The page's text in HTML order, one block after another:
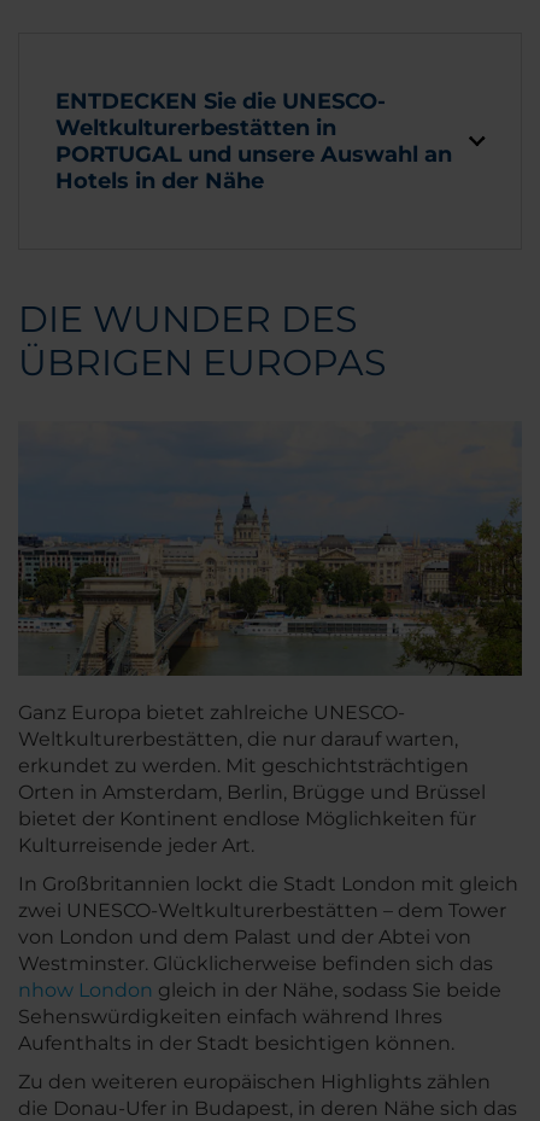
ENTDECKEN Sie die UNESCO-
Weltkulturerbestätten in
PORTUGAL und unsere Auswahl an
Hotels in der Nähe
DIE WUNDER DES
ÜBRIGEN EUROPAS
Ganz Europa bietet zahlreiche UNESCO-
Weltkulturerbestätten, die nur darauf warten,
erkundet zu werden. Mit geschichtsträchtigen
Orten in Amsterdam, Berlin, Brügge und Brüssel
bietet der Kontinent endlose Möglichkeiten für
Kulturreisende jeder Art.
In Großbritannien lockt die Stadt London mit gleich
zwei UNESCO-Weltkulturerbestätten – dem Tower
von London und dem Palast und der Abtei von
Westminster. Glücklicherweise befinden sich das
nhow London gleich in der Nähe, sodass Sie beide
Sehenswürdigkeiten einfach während Ihres
Aufenthalts in der Stadt besichtigen können.
Zu den weiteren europäischen Highlights zählen
die Donau-Ufer in Budapest, in deren Nähe sich das